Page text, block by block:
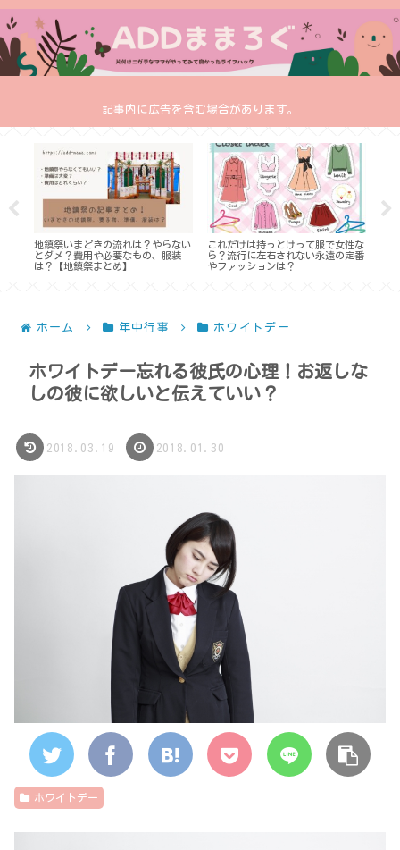
記事内に広告を含む場合があります。
地鎮祭いまどきの流れは？やらない
とダメ？費用や必要なもの、服装
は？【地鎮祭まとめ】
これだけは持っとけって服で女性な
ら？流行に左右されない永遠の定番
やファッションは？
ホーム 年中行事 ホワイトデー
ホワイトデー忘れる彼氏の心理！お返しな
しの彼に欲しいと伝えていい？
2018.03.19 2018.01.30
ホワイトデー